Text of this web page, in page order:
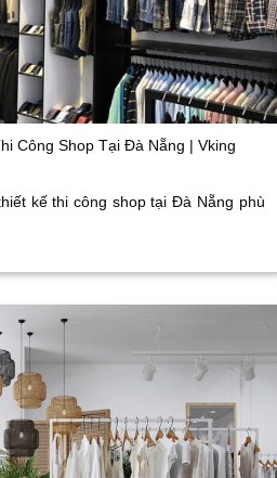
Công Shop Tại Đà Nẵng | Vking
kế thi công shop tại Đà Nẵng phù